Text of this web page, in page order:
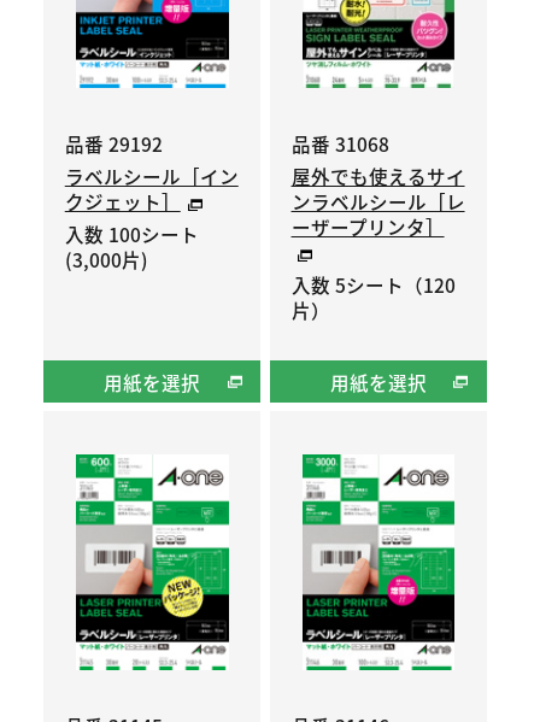
品番 29192
ラベルシール［イン
クジェット］
入数 100シート
(3,000片)
用紙を選択
品番 31068
屋外でも使えるサイ
ンラベルシール［レ
ーザープリンタ］
入数 5シート（120
片）
用紙を選択